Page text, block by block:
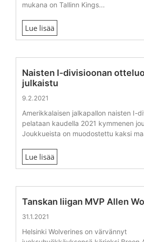
mukana on Tallinn Kings...
Lue lisää
Naisten I-divisioonan
julkaistu
9.2.2021
Amerikkalaisen jalkapallon naisten I-
pelataan kaudella 2021 kymmenen
Joukkueista on muodostettu kaksi
Lue lisää
Tanskan liigan MVP Allen
31.1.2021
Helsinki Wolverines on värvännyt